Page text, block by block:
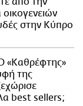
στην Κύπρο
«Καθρέφτης»
της
best sellers;